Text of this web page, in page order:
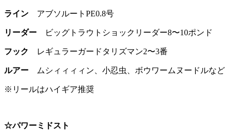
ライン アブソルートPE0.8号
リーダー ビッグトラウトショックリーダー8〜10ポンド
フック レギュラーガードタリズマン2〜3番
ルアー ムシィィィィン、小忍虫、ボウワームヌードルなど
※リールはハイギア推奨
☆パワーミドスト